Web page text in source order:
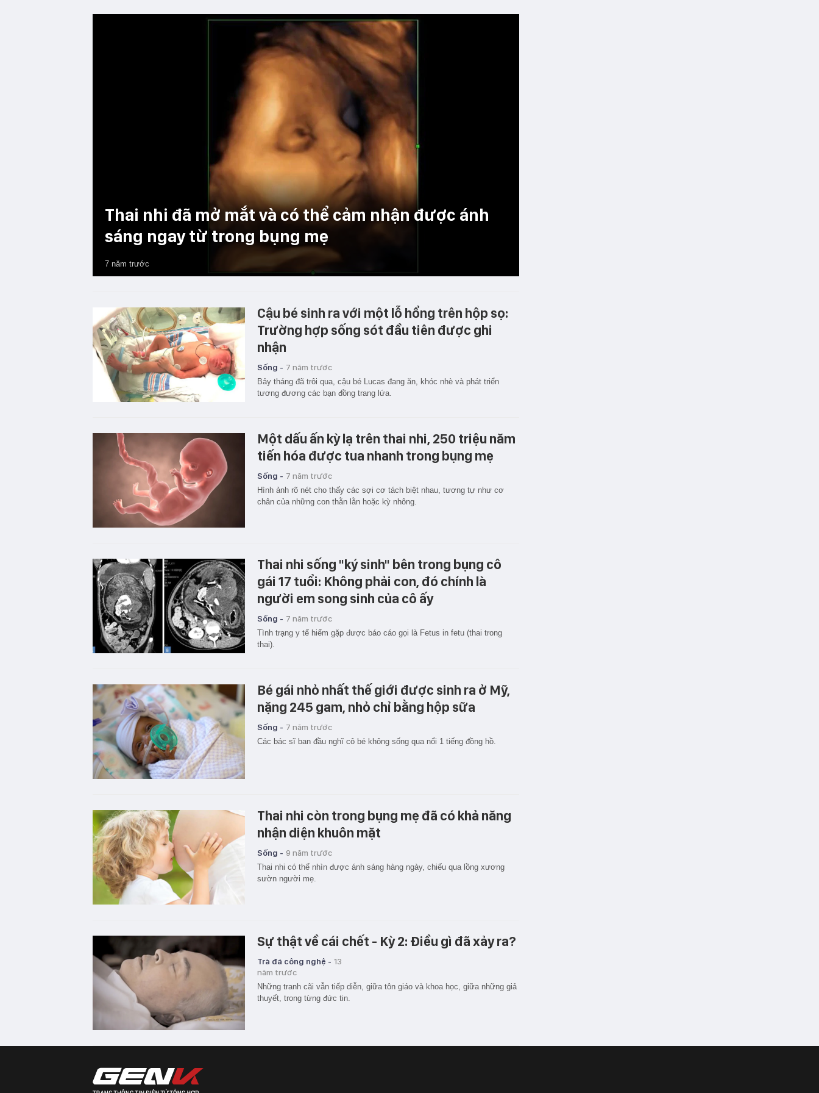
Thai nhi đã mở mắt và có thể cảm nhận được ánh
sáng ngay từ trong bụng mẹ
7 năm trước
Cậu bé sinh ra với một lỗ hổng trên hộp sọ:
Trường hợp sống sót đầu tiên được ghi
nhận
Sống - 7 năm trước
Bảy tháng đã trôi qua, cậu bé Lucas đang ăn, khóc nhè và phát triển
tương đương các bạn đồng trang lứa.
Một dấu ấn kỳ lạ trên thai nhi, 250 triệu năm
tiến hóa được tua nhanh trong bụng mẹ
Sống - 7 năm trước
Hình ảnh rõ nét cho thấy các sợi cơ tách biệt nhau, tương tự như cơ
chân của những con thằn lằn hoặc kỳ nhông.
Thai nhi sống "ký sinh" bên trong bụng cô
gái 17 tuổi: Không phải con, đó chính là
người em song sinh của cô ấy
Sống - 7 năm trước
Tình trạng y tế hiếm gặp được báo cáo gọi là Fetus in fetu (thai trong
thai).
Bé gái nhỏ nhất thế giới được sinh ra ở Mỹ,
nặng 245 gam, nhỏ chỉ bằng hộp sữa
Sống - 7 năm trước
Các bác sĩ ban đầu nghĩ cô bé không sống qua nổi 1 tiếng đồng hồ.
Thai nhi còn trong bụng mẹ đã có khả năng
nhận diện khuôn mặt
Sống - 9 năm trước
Thai nhi có thể nhìn được ánh sáng hàng ngày, chiếu qua lồng xương
sườn người mẹ.
Sự thật về cái chết - Kỳ 2: Điều gì đã xảy ra?
Trà đá công nghệ - 13
năm trước
Những tranh cãi vẫn tiếp diễn, giữa tôn giáo và khoa học, giữa những giả
thuyết, trong từng đức tin.